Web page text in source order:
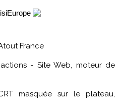
France
- Site Web, moteur de
masquée sur le plateau,